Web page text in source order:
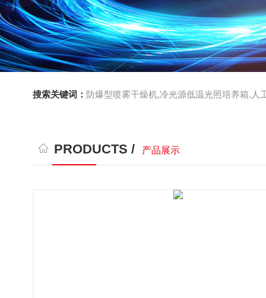
搜索关键词： 防爆型喷雾干燥机,冷光源低温光照培养箱,人
PRODUCTS / 产品展示